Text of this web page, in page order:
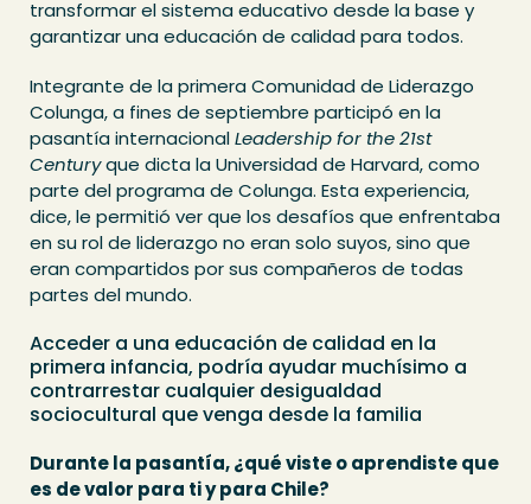
transformar el sistema educativo desde la base y
garantizar una educación de calidad para todos.
Integrante de la primera Comunidad de Liderazgo
Colunga, a fines de septiembre participó en la
pasantía internacionalLeadership for the 21st
Centuryque dicta la Universidad de Harvard, como
parte del programa de Colunga. Esta experiencia,
dice, le permitió ver que los desafíos que enfrentaba
en su rol de liderazgo no eran solo suyos, sino que
eran compartidos por sus compañeros de todas
partes del mundo.
Acceder a una educación de calidad en la
primera infancia, podría ayudar muchísimo a
contrarrestar cualquier desigualdad
sociocultural que venga desde la familia
Durante la pasantía, ¿qué viste o aprendiste que
es de valor para ti y para Chile?